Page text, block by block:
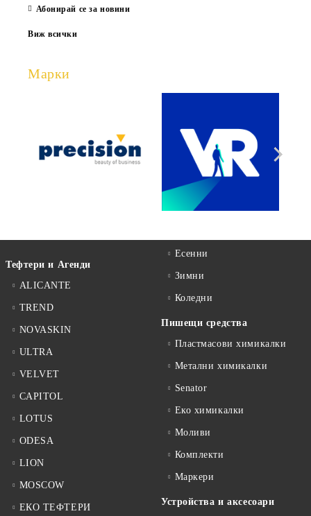
Абонирай се за новини
Виж всички
Марки
Тефтери и Агенди
ALICANTE
TREND
NOVASKIN
ULTRA
VELVET
CAPITOL
LOTUS
ODESA
LION
MOSCOW
ЕКО ТЕФТЕРИ
Есенни
Зимни
Коледни
Пишещи средства
Пластмасови химикалки
Метални химикалки
Senator
Еко химикалки
Моливи
Комплекти
Маркери
Устройства и аксесоари